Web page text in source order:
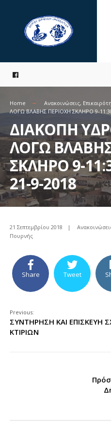
content
Home Ανακοινώσεις,
ΛΟΓΩ ΒΛΑΒΗΣ ΠΕΡΙΟΧΗ ΣΚΛΗΡΟ 9-
ΔΙΑΚΟΠΗ
ΛΟΓΩ
ΣΚΛΗΡΟ 9-
21-9-2018
21 Σεπτεμβρίου 2018 |
Πουρνής
Share Tweet
Previous:
ΣΥΝΤΗΡΗΣΗ ΚΑΙ ΕΠΙΣΚΕΥΗ
ΚΤΙΡΙΩΝ
for: